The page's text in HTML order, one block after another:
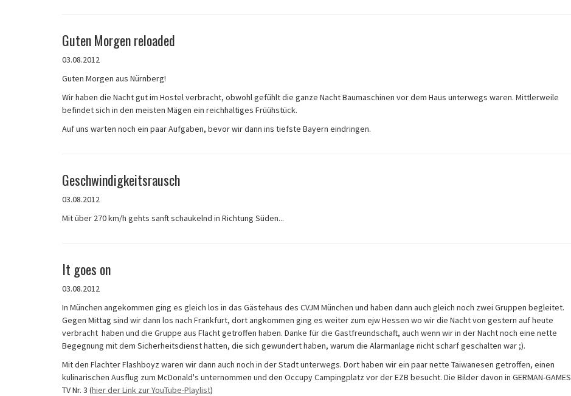
Guten Morgen reloaded
03.08.2012
Guten Morgen aus Nürnberg!
Wir haben die Nacht gut im Hostel verbracht, obwohl gefühlt die ganze Nacht Baumaschinen vor dem Haus unterwegs waren. Mittlerweile
befindet sich in den meisten Mägen ein reichhaltiges Früühstück.
Auf uns warten noch ein paar Aufgaben, bevor wir dann ins tiefste Bayern eindringen.
Geschwindigkeitsrausch
03.08.2012
Mit über 270 km/h gehts sanft schaukelnd in Richtung Süden...
It goes on
03.08.2012
In München angekommen ging es gleich los in das Gästehaus des CVJM München und haben dann auch gleich noch zwei Gruppen begleitet.
Gegen Mittag sind wir dann los nach Frankfurt, dort angkommen ging es weiter zum ejw Hessen wo wir die Nacht von gestern auf heute
verbracht haben und die Gruppe aus Flacht getroffen haben. Danke für die Gastfreundschaft, auch wenn wir in der Nacht noch eine nette
Begegnung mit dem Sicherheitsdienst hatten, die sich gewundert haben, warum die Alarmanlage nicht scharf geschalten war ;).
Mit den Flachter Flashboyz waren wir dann auch noch in der Stadt unterwegs. Dort haben wir ein paar nette Taiwanesen getroffen, einen
kulinarischen Ausflug zum McDonald's unternommen und den Occupy Campingplatz vor der EZB besucht. Die Bilder davon in GERMAN-GAMES
TV Nr. 3 (hier der Link zur YouTube-Playlist)